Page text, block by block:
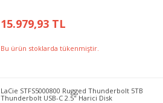
15.979,93 TL
Bu ürün stoklarda tükenmiştir.
LaCie STFS5000800 Rugged Thunderbolt 5TB
Thunderbolt USB-C 2.5" Harici Disk